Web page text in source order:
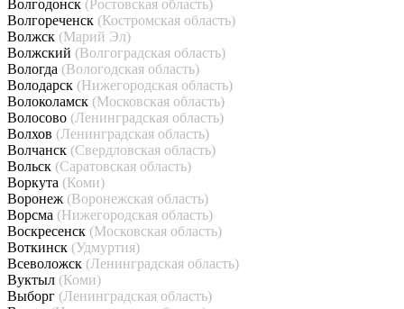
Волгодонск (Ростовская область)
Волгореченск (Костромская область)
Волжск (Марий Эл)
Волжский (Волгоградская область)
Вологда (Вологодская область)
Володарск (Нижегородская область)
Волоколамск (Московская область)
Волосово (Ленинградская область)
Волхов (Ленинградская область)
Волчанск (Свердловская область)
Вольск (Саратовская область)
Воркута (Коми)
Воронеж (Воронежская область)
Ворсма (Нижегородская область)
Воскресенск (Московская область)
Воткинск (Удмуртия)
Всеволожск (Ленинградская область)
Вуктыл (Коми)
Выборг (Ленинградская область)